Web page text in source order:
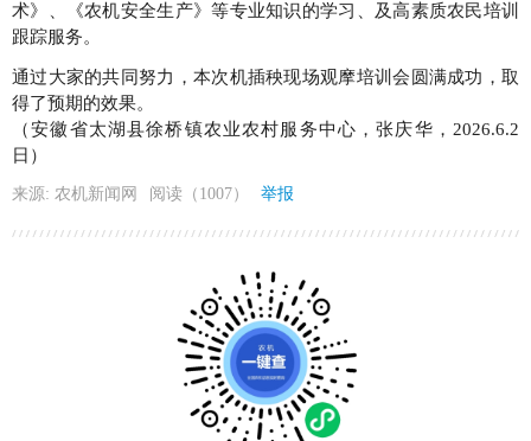
术》、《农机安全生产》等专业知识的学习、及高素质农民培训
跟踪服务。
通过大家的共同努力，本次机插秧现场观摩培训会圆满成功，取
得了预期的效果。
（安徽省太湖县徐桥镇农业农村服务中心，张庆华，2026.6.2
日）
来源: 农机新闻网 阅读（1007） 举报